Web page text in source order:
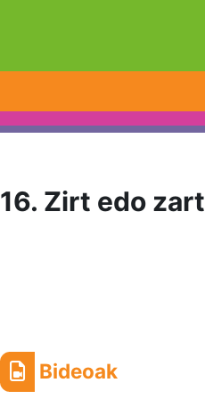
16. Zirt edo zart
Bideoak